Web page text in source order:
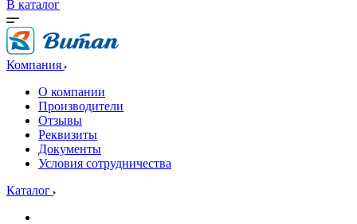
В каталог
Компания
О компании
Производители
Отзывы
Реквизиты
Документы
Условия сотрудничества
Каталог